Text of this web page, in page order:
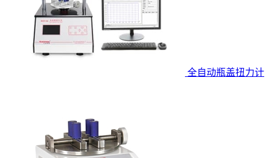
全自动瓶盖扭力计